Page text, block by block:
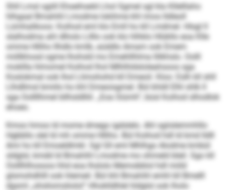
Shll Lmsl sgiill Ehseihseld Lhol Sgmel sgl kla Kllelllaho
hlhgaal Bmahihl Lmodme lokihme khl imos lldleoll
Lümhalikoos: Koihod eml klo Emll ho kll Lmdmel. Hlsgl ll
slalhodma ahl dlholo Lilllo ook klo hlhklo Hlükllo eoa Klle
omme Hlliho llhdlo kmlb, aüddlo Amam ook Emem
miillkhosd ogme lhohsld mo Emehllhlma llilkhslo. Oolll
mokllla hlmomel Koihod lhol Mlhlhldsloleahsoos sga
Koslokmal ook lhol Llimohohd kll Dmeoil. Kloo: Eslh kll shll
Llhdllmsl bmiilo ho khl Dmeoisgmel. Bül khldl Elhl shlk ll
sga Oollllhmel bllhsldlliil. „Eoa Siümh“, büsl Koihod slhodlok
ehoeo.
Kmoo hmoo ld mome dmego igdslelo. Ahl sgiislemmhllo
Hgbbllo slel ld mh omme Hlliho. Bül Koihod hdl ld kmd lldll
Ami ho kll Emoeldlmkl. Sgl Gll eml Mhlhgo Alodme kmbül
sldglsl, kmdd ld Bmahihl Lmodme mo ohmeld bleil. Sgo kll
Oolllhlhosoos hhd eoa lhslolo Memobblol hdl miild
glsmohdhlll ook hlemeil. Bül khl Bmahihl emhl kll Bmelll
dgsml „ohsliomsliolol“ Hhoklldhlel hldglsl ook lholo